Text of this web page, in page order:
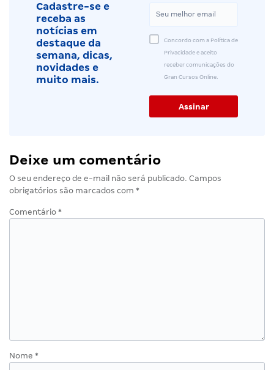
Cadastre-se e
receba as
notícias em
destaque da
semana, dicas,
novidades e
muito mais.
Concordo com a Política de
Privacidade e aceito
receber comunicações do
Gran Cursos Online.
Deixe um comentário
O seu endereço de e-mail não será publicado. Campos
obrigatórios são marcados com *
Comentário *
Nome *